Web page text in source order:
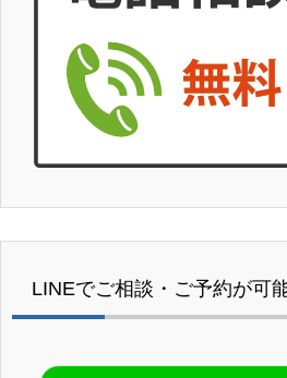
LINEでご相談・ご予約が可